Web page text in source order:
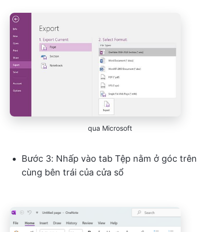
qua Microsoft
Bước 3: Nhấp vào tab Tệp nằm ở góc trên
cùng bên trái của cửa sổ